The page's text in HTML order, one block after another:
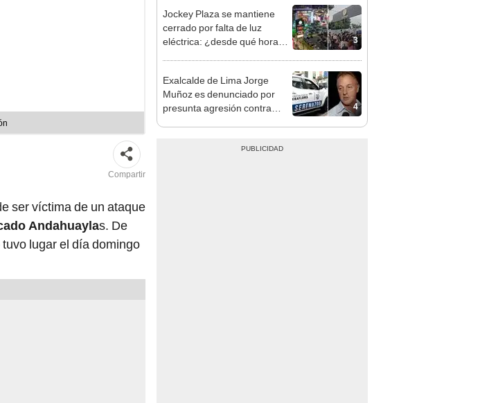
Compartir
ser víctima de un ataque
Andahuaylas. De
lugar el día domingo
3
Jockey Plaza se mantiene
cerrado por falta de luz
eléctrica: ¿desde qué hora
4
Exalcalde de Lima Jorge
Muñoz es denunciado por
presunta agresión contra